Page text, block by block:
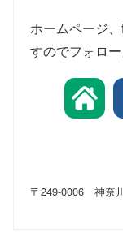
ホームページ
すのでフォロ
〒249-0006 神奈